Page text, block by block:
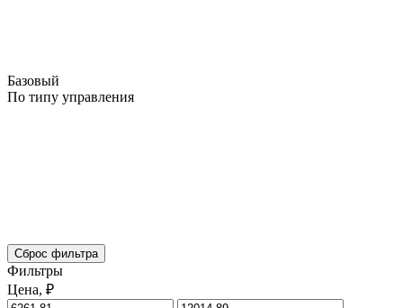
Базовый
По типу управления
Сброс фильтра
Фильтры
Цена, ₽